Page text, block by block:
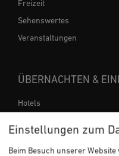
Freizeit
Sehenswertes
Veranstaltungen
ÜBERNACHTEN &
Hotels
Gastronomie
Einstellungen zum
Beim Besuch unserer